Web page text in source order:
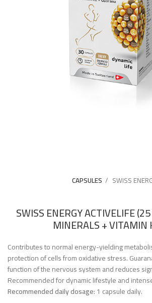
SWISS
CAPSULES
SWISS ENERGY ACTIVELIFE
MINERALS + VITAMIN
Contributes to normal energy-yielding
protection of cells from oxidative stress.
function of the nervous system and reduces
Recommended for dynamic lifestyle and
Recommended daily dosage:1 capsule daily.